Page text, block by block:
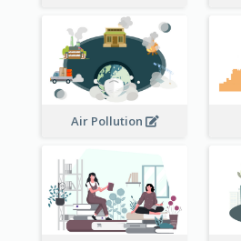
Air Pollution